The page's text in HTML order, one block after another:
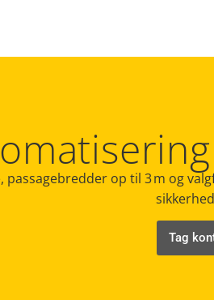
op til 3 m og
Tag